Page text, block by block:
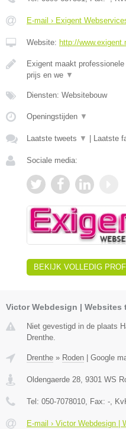
E-mail › Exigent
Website: http://
Exigent maakt
prijs en we ▼
Diensten: Websitebouw
Openingstijden ▼
Laatste tweets ▼ Laatste
Sociale media:
BEKIJK VOLLEDIG
Victor Webdesign | Websites
Niet gevestigd in de plaats
Drenthe.
Drenthe » Roden Google
Oldengaerde 28, 9301 WS
Tel: 050-7078010, Fax: -,
E-mail › Victor Webdesign |